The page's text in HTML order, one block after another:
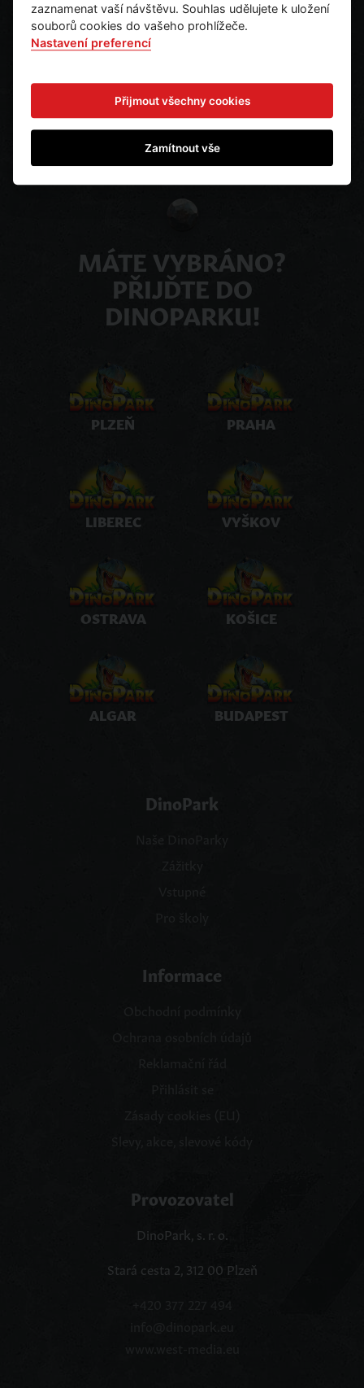
30 Kč
25 Kč bez DPH
Ks
MÁTE VYBRÁNO?
PŘIJĎTE DO
DINOPARKU!
PLZEŇ PRAHA
LIBEREC VYŠKOV
OSTRAVA KOŠICE
ALGAR BUDAPEST
DinoPark
Informace
Slevy, akce, slevové kódy
Provozovatel
DinoPark, s. r. o.
Stará cesta 2, 312 00 Plzeň
zaznamenat vaší návštěvu. Souhlas udělujete k uložení
souborů cookies do vašeho prohlížeče.
Nastavení preferencí
Přijmout všechny cookies
Zamítnout vše